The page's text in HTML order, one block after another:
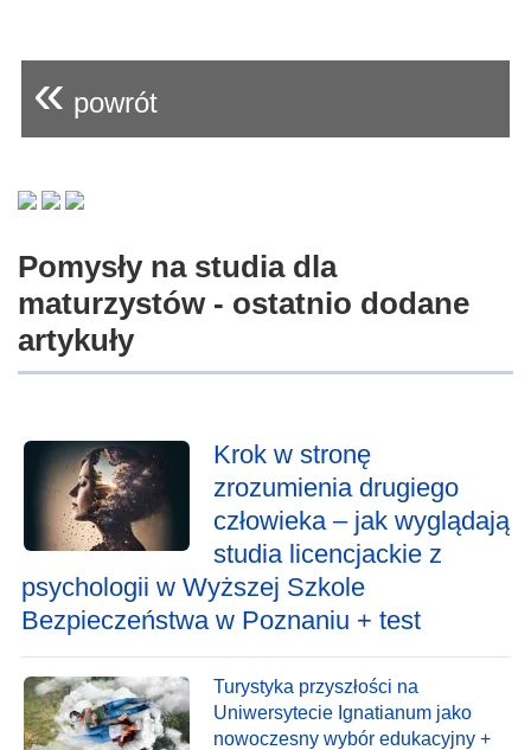
« powrót
Pomysły na studia dla
maturzystów - ostatnio dodane
artykuły
Krok w stronę
zrozumienia drugiego
człowieka – jak wyglądają
studia licencjackie z
psychologii w Wyższej Szkole
Bezpieczeństwa w Poznaniu + test
Turystyka przyszłości na
Uniwersytecie Ignatianum jako
nowoczesny wybór edukacyjny +